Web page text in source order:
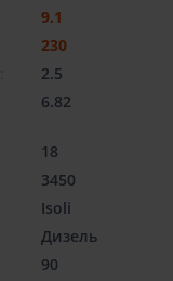
9.1
230
2.5
6.82
18
3450
Isoli
Дизель
90